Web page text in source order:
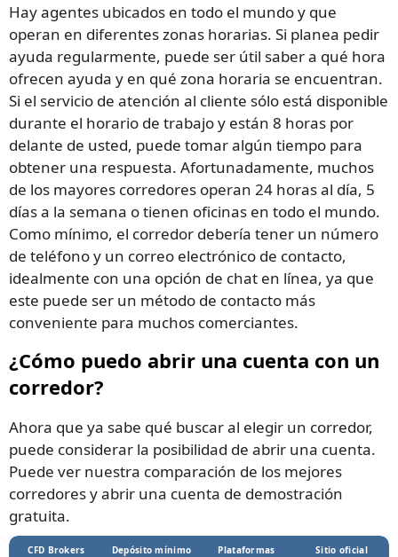
Hay agentes ubicados en todo el mundo y que
operan en diferentes zonas horarias. Si planea pedir
ayuda regularmente, puede ser útil saber a qué hora
ofrecen ayuda y en qué zona horaria se encuentran.
Si el servicio de atención al cliente sólo está disponible
durante el horario de trabajo y están 8 horas por
delante de usted, puede tomar algún tiempo para
obtener una respuesta. Afortunadamente, muchos
de los mayores corredores operan 24 horas al día, 5
días a la semana o tienen oficinas en todo el mundo.
Como mínimo, el corredor debería tener un número
de teléfono y un correo electrónico de contacto,
idealmente con una opción de chat en línea, ya que
este puede ser un método de contacto más
conveniente para muchos comerciantes.
¿Cómo puedo abrir una cuenta con un
corredor?
Ahora que ya sabe qué buscar al elegir un corredor,
puede considerar la posibilidad de abrir una cuenta.
Puede ver nuestra comparación de los mejores
corredores y abrir una cuenta de demostración
gratuita.
CFD Brokers Depósito mínimo Plataformas Sitio oficial